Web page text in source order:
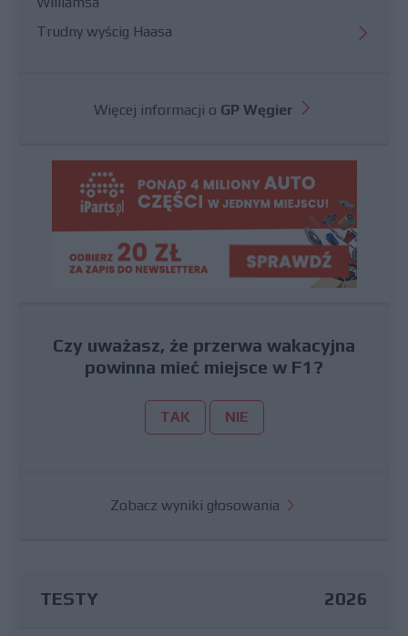
Trudny wyścig Haasa
Więcej informacji o GP Węgier
Czy uważasz, że przerwa wakacyjna
powinna mieć miejsce w F1?
TAK NIE
Zobacz wyniki głosowania
TESTY 2026